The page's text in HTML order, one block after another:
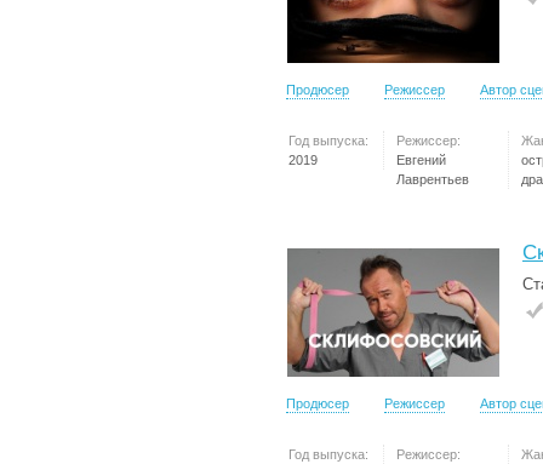
Продюсер Режиссер Автор
Год выпуска:
2019
Режиссер:
Евгений
Лаврентьев
Продюсер Режиссер Автор
Год выпуска:
Режиссер: